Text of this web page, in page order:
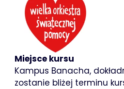
Miejsce kursu
Kampus Banacha,
zostanie bliżej terminu